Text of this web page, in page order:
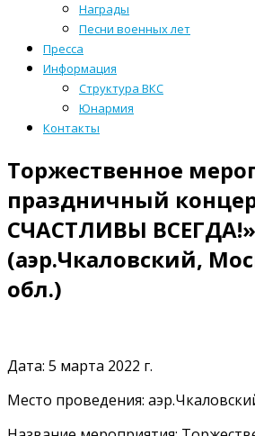
Награды
Песни военных лет
Пресса
Информация
Структура ВКС
Юнармия
Контакты
Торжественное
праздничный
СЧАСТЛИВЫ ВСЕГДА!»
(аэр.Чкаловский,
обл.)
Дата: 5 марта 2022 г.
Место проведения: